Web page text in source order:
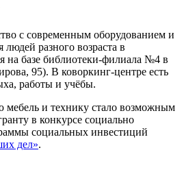
с современным оборудованием и
разного возраста в
на базе библиотеки-филиала №4 в
95). В коворкинг-центре есть
работы и учёбы.
мебель и технику стало возможным
в конкурсе социально
социальных инвестиций
дел».